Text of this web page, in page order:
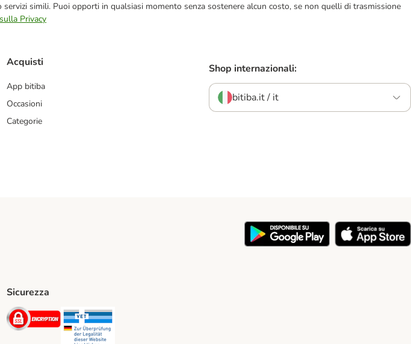
simili. Puoi opporti in qualsiasi momento senza sostenere alcun costo, se non quelli di trasmissione
Privacy
Acquisti
App bitiba
Occasioni
Categorie
Shop internazionali:
bitiba.it / it
Sicurezza
Security